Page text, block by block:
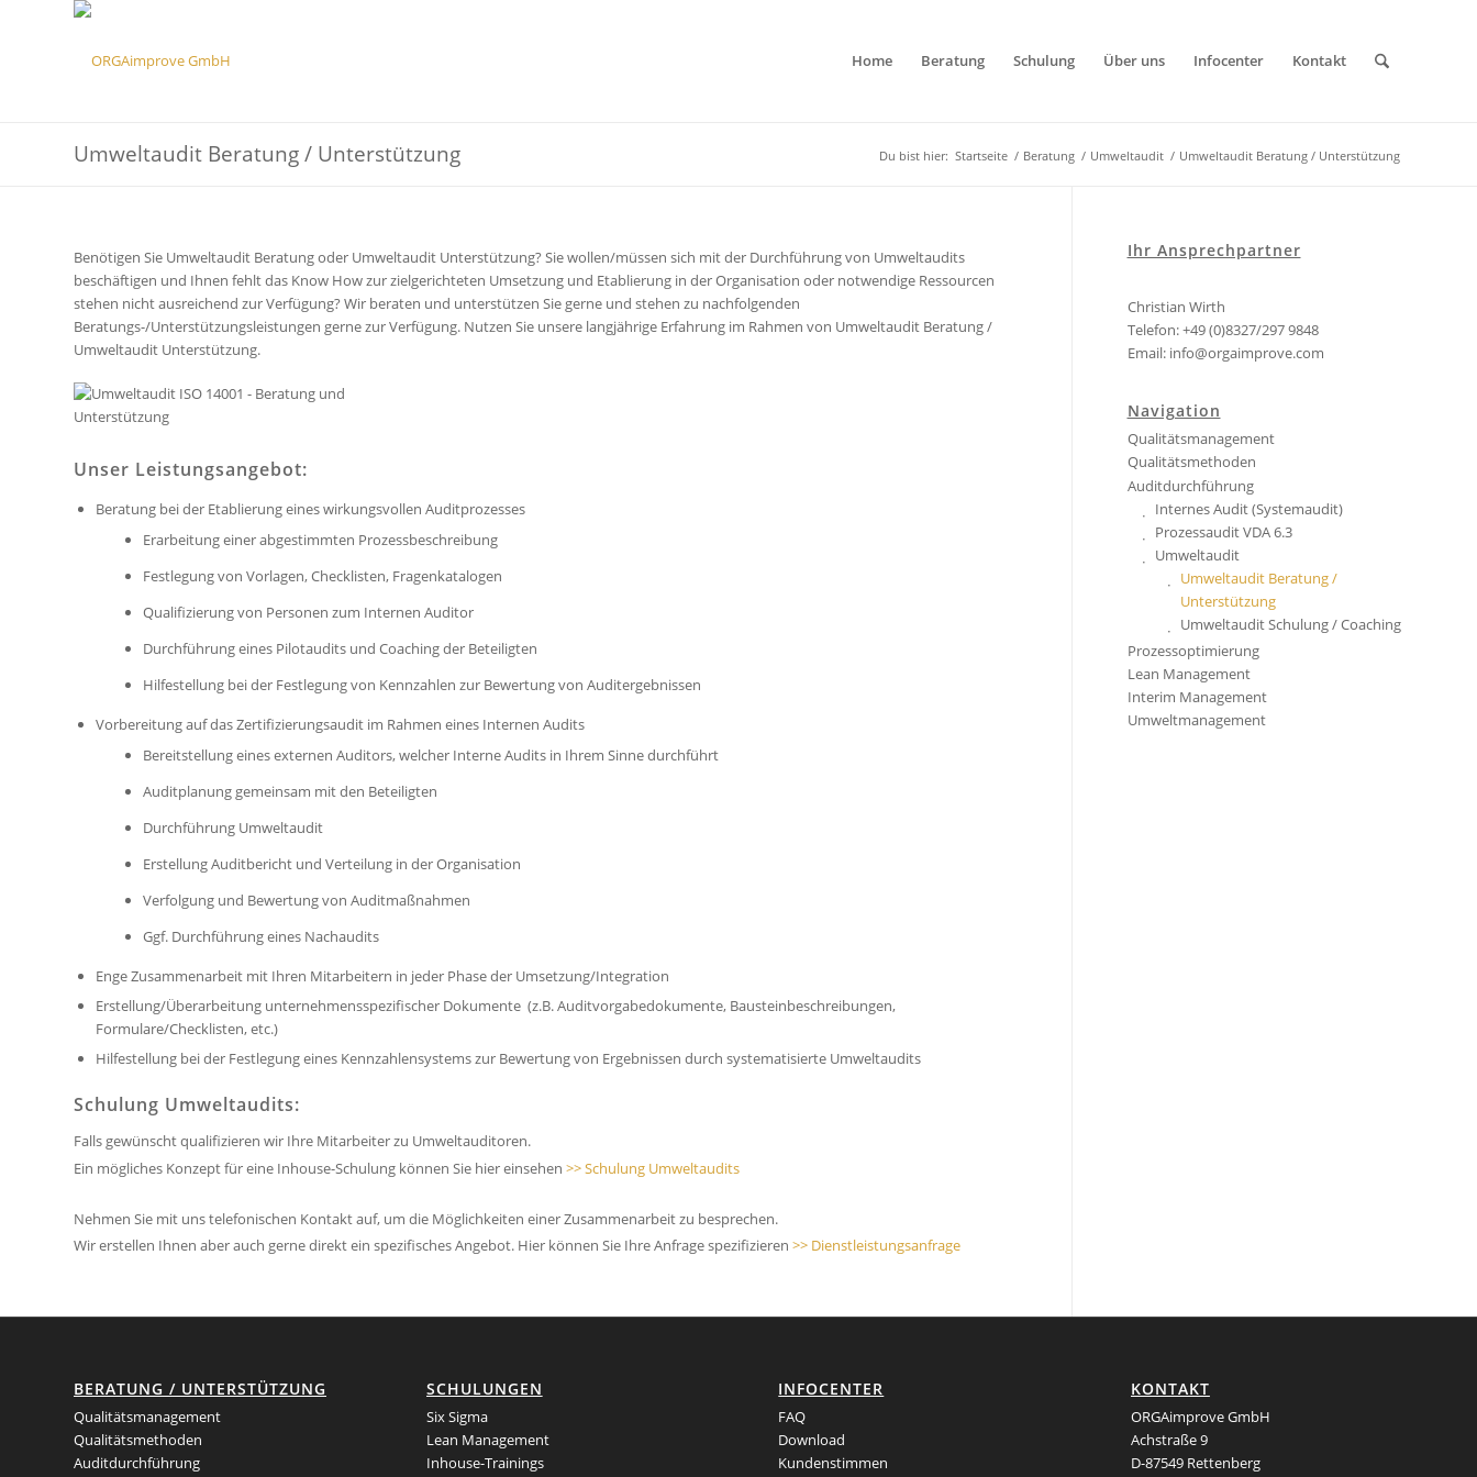
Home Beratung Schulung Über uns Infocenter Kontakt
Umweltaudit Beratung / Unterstützung Du bist hier: Startseite / Beratung / Umweltaudit / Umweltaudit Beratung / Unterstützung
Benötigen Sie Umweltaudit Beratung oder Umweltaudit Unterstützung? Sie wollen/müssen sich mit der Durchführung von Umweltaudits
beschäftigen und Ihnen fehlt das Know How zur zielgerichteten Umsetzung und Etablierung in der Organisation oder notwendige Ressourcen
stehen nicht ausreichend zur Verfügung? Wir beraten und unterstützen Sie gerne und stehen zu nachfolgenden
Beratungs-/Unterstützungsleistungen gerne zur Verfügung. Nutzen Sie unsere langjährige Erfahrung im Rahmen von Umweltaudit Beratung /
Umweltaudit Unterstützung.
Unser Leistungsangebot:
Beratung bei der Etablierung eines wirkungsvollen Auditprozesses
Erarbeitung einer abgestimmten Prozessbeschreibung
Festlegung von Vorlagen, Checklisten, Fragenkatalogen
Qualifizierung von Personen zum Internen Auditor
Durchführung eines Pilotaudits und Coaching der Beteiligten
Hilfestellung bei der Festlegung von Kennzahlen zur Bewertung von Auditergebnissen
Vorbereitung auf das Zertifizierungsaudit im Rahmen eines Internen Audits
Bereitstellung eines externen Auditors, welcher Interne Audits in Ihrem Sinne durchführt
Auditplanung gemeinsam mit den Beteiligten
Durchführung Umweltaudit
Erstellung Auditbericht und Verteilung in der Organisation
Verfolgung und Bewertung von Auditmaßnahmen
Ggf. Durchführung eines Nachaudits
Enge Zusammenarbeit mit Ihren Mitarbeitern in jeder Phase der Umsetzung/Integration
Erstellung/Überarbeitung unternehmensspezifischer Dokumente (z.B. Auditvorgabedokumente, Bausteinbeschreibungen,
Formulare/Checklisten, etc.)
Hilfestellung bei der Festlegung eines Kennzahlensystems zur Bewertung von Ergebnissen durch systematisierte Umweltaudits
Schulung Umweltaudits:
Falls gewünscht qualifizieren wir Ihre Mitarbeiter zu Umweltauditoren.
Ein mögliches Konzept für eine Inhouse-Schulung können Sie hier einsehen >> Schulung Umweltaudits
Nehmen Sie mit uns telefonischen Kontakt auf, um die Möglichkeiten einer Zusammenarbeit zu besprechen.
Wir erstellen Ihnen aber auch gerne direkt ein spezifisches Angebot. Hier können Sie Ihre Anfrage spezifizieren >> Dienstleistungsanfrage
Ihr Ansprechpartner
Christian Wirth
Telefon: +49 (0)8327/297 9848
Email: info@orgaimprove.com
Navigation
Qualitätsmanagement
Qualitätsmethoden
Auditdurchführung
Internes Audit (Systemaudit)
Prozessaudit VDA 6.3
Umweltaudit
Umweltaudit Beratung /
Unterstützung
Umweltaudit Schulung / Coaching
Prozessoptimierung
Lean Management
Interim Management
Umweltmanagement
BERATUNG / UNTERSTÜTZUNG
Qualitätsmanagement
Qualitätsmethoden
Auditdurchführung
SCHULUNGEN
Six Sigma
Lean Management
Inhouse-Trainings
INFOCENTER
FAQ
Download
Kundenstimmen
KONTAKT
ORGAimprove GmbH
Achstraße 9
D-87549 Rettenberg